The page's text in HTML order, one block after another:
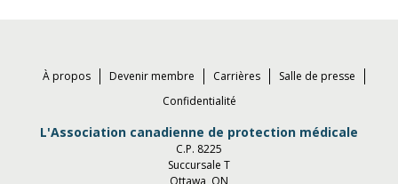
À propos Devenir membre Carrières
Salle de presse
Confidentialité
L'Association canadienne de protection médicale
C.P. 8225
Succursale T
Ottawa, ON